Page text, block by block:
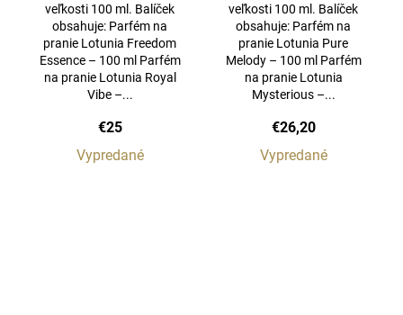
veľkosti 100 ml. Balíček
obsahuje: Parfém na
pranie Lotunia Freedom
Essence – 100 ml Parfém
na pranie Lotunia Royal
Vibe –...
€25
Vypredané
veľkosti 100 ml. Balíček
obsahuje: Parfém na
pranie Lotunia Pure
Melody – 100 ml Parfém
na pranie Lotunia
Mysterious –...
€26,20
Vypredané